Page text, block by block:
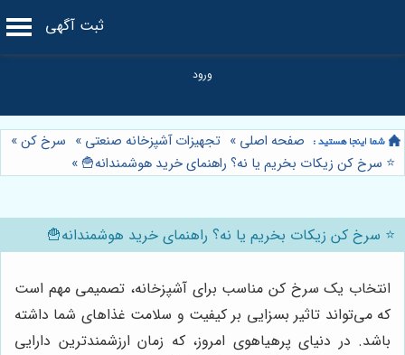
ثبت آگهی
صفحه اصلی » تجهیزات آشپزخانه صنعتی » سرخ کن»
⭐️ سرخ کن زیکات بخریم یا نه؟ راهنمای خرید هوشمندانه🍟 »
⭐️ سرخ کن زیکات بخریم یا نه؟ راهنمای خرید هوشمندانه🍟
انتخاب یک سرخ کن مناسب برای آشپزخانه، تصمیمی مهم است
که می‌تواند تاثیر بسزایی بر کیفیت و سلامت غذاهای شما داشته
باشد. در دنیای پرهیاهوی امروز، که زمان ارزشمندترین دارایی